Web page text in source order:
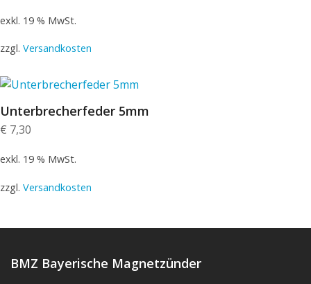
exkl. 19 % MwSt.
zzgl. Versandkosten
Unterbrecherfeder 5mm
€ 7,30
exkl. 19 % MwSt.
zzgl. Versandkosten
BMZ Bayerische Magnetzünder